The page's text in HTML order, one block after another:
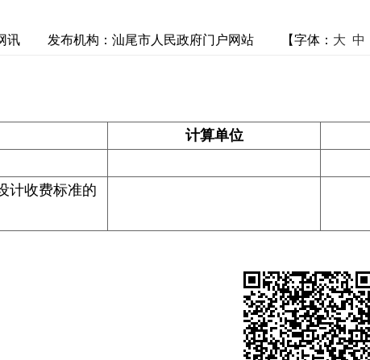
讯 发布机构：汕尾市人民政府门户网站 【字体： 大 中
计算单位
计收费标准的